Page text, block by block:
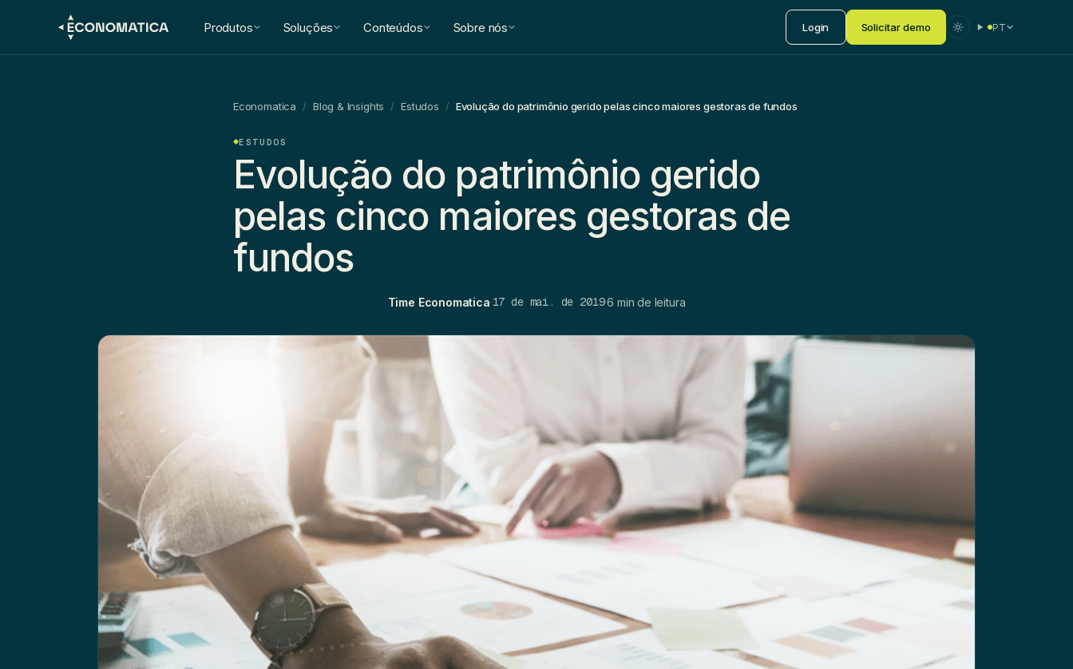
Produtos Soluções Conteúdos Sobre nós Login Solicitar demo PT
Economatica / Blog & Insights / Estudos / Evolução do patrimônio gerido pelas cinco maiores gestoras de fundos
ESTUDOS
Evolução do patrimônio gerido
pelas cinco maiores gestoras de
fundos
Time Economatica·17 de mai. de 2019·6 min de leitura